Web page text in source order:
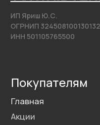
Политика конфиденциальности